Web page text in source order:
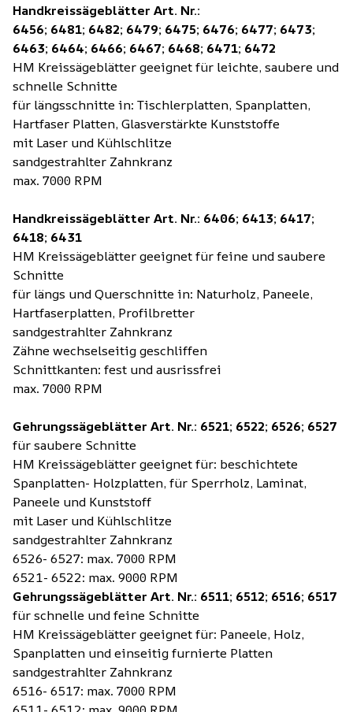
Handkreissägeblätter Art. Nr.:
6456; 6481; 6482; 6479; 6475; 6476; 6477; 6473;
6463; 6464; 6466; 6467; 6468; 6471; 6472
HM Kreissägeblätter geeignet für leichte, saubere und
schnelle Schnitte
für längsschnitte in: Tischlerplatten, Spanplatten,
Hartfaser Platten, Glasverstärkte Kunststoffe
mit Laser und Kühlschlitze
sandgestrahlter Zahnkranz
max. 7000 RPM
Handkreissägeblätter Art. Nr.: 6406; 6413; 6417;
6418; 6431
HM Kreissägeblätter geeignet für feine und saubere
Schnitte
für längs und Querschnitte in: Naturholz, Paneele,
Hartfaserplatten, Profilbretter
sandgestrahlter Zahnkranz
Zähne wechselseitig geschliffen
Schnittkanten: fest und ausrissfrei
max. 7000 RPM
Gehrungssägeblätter Art. Nr.: 6521; 6522; 6526; 6527
für saubere Schnitte
HM Kreissägeblätter geeignet für: beschichtete
Spanplatten- Holzplatten, für Sperrholz, Laminat,
Paneele und Kunststoff
mit Laser und Kühlschlitze
sandgestrahlter Zahnkranz
6526- 6527: max. 7000 RPM
6521- 6522: max. 9000 RPM
Gehrungssägeblätter Art. Nr.: 6511; 6512; 6516; 6517
für schnelle und feine Schnitte
HM Kreissägeblätter geeignet für: Paneele, Holz,
Spanplatten und einseitig furnierte Platten
sandgestrahlter Zahnkranz
6516- 6517: max. 7000 RPM